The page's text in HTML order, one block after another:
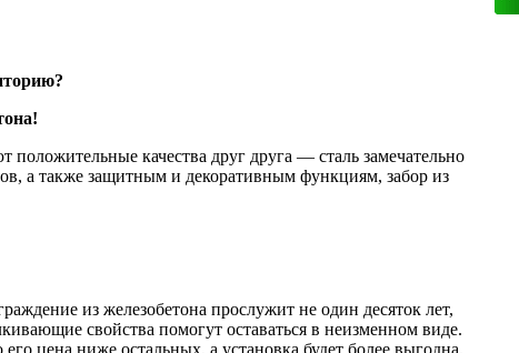
качества друг друга — сталь замечательно
а также защитным и декоративным функциям, забор из
из железобетона прослужит не один десяток лет,
свойства помогут оставаться в неизменном виде.
цена ниже остальных, а установка будет более выгодна.